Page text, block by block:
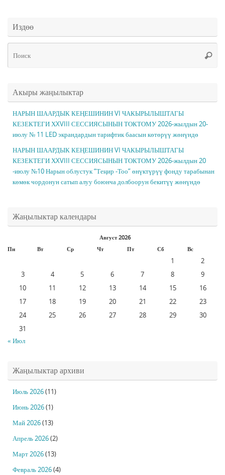
Издөө
Поиск
Акыры жаңылыктар
НАРЫН ШААРДЫК КЕҢЕШИНИН VI ЧАКЫРЫЛЫШТАГЫ
КЕЗЕКТЕГИ ХXVIII СЕССИЯСЫНЫН ТОКТОМУ 2026-жылдын 20-
июлу № 11 LED экрандардын тарифтик баасын көтөрүү жөнүндө
НАРЫН ШААРДЫК КЕҢЕШИНИН VI ЧАКЫРЫЛЫШТАГЫ
КЕЗЕКТЕГИ ХXVIII СЕССИЯСЫНЫН ТОКТОМУ 2026-жылдын 20
-июлу №10 Нарын облустук “Теңир -Тоо” өнүктүрүү фонду тарабынан
көмөк чордонун сатып алуу боюнча долбоорун бекитүү жөнүндө
Жаңылыктар календары
Август 2026
Пн
Вт Ср Чт Пт Сб Вс
1
2
3
4 5 6 7 8
9
10
11 12 13 14 15
16
17
18 19 20 21 22
23
24
25 26 27 28 29
30
31
« Июл
Жаңылыктар архиви
Июль 2026(11)
Июнь 2026(1)
Май 2026(13)
Апрель 2026(2)
Март 2026(13)
Февраль 2026(4)